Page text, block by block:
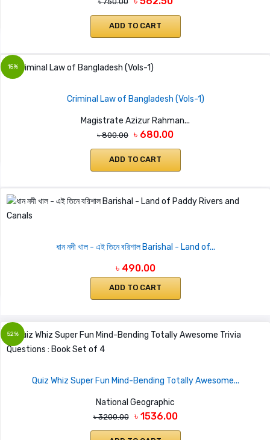
ADD TO CART
15%
Criminal Law of Bangladesh (Vols-1)
Magistrate Azizur Rahman...
৳ 800.00 ৳ 680.00
ADD TO CART
ধান নদী খাল - এই তিনে বরিশাল Barishal - Land of...
৳ 490.00
ADD TO CART
52%
Quiz Whiz Super Fun Mind-Bending Totally Awesome...
National Geographic
৳ 3200.00 ৳ 1536.00